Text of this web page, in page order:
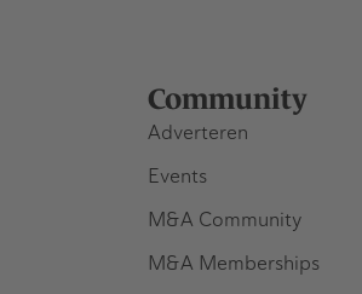
Community
Adverteren
Events
M&A Community
M&A Memberships